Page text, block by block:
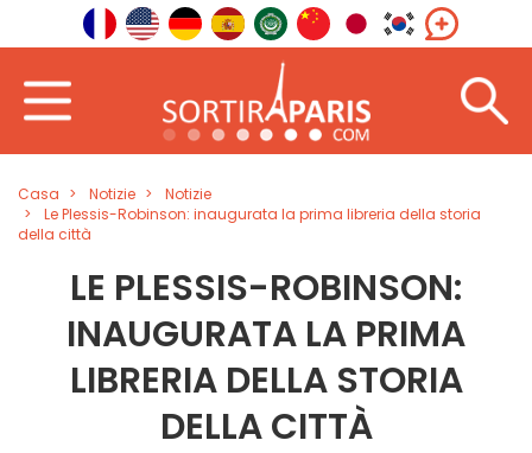
Casa Notizie
Notizie
Le Plessis-Robinson: inaugurata la prima libreria della storia
della città
LE PLESSIS-ROBINSON:
INAUGURATA LA PRIMA
LIBRERIA DELLA STORIA
DELLA CITTÀ